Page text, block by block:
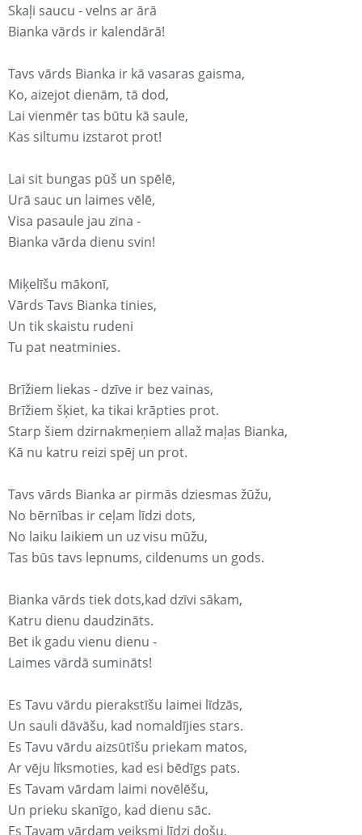
Skaļi saucu - velns ar ārā
Bianka vārds ir kalendārā!
Tavs vārds Bianka ir kā vasaras gaisma,
Ko, aizejot dienām, tā dod,
Lai vienmēr tas būtu kā saule,
Kas siltumu izstarot prot!
Lai sit bungas pūš un spēlē,
Urā sauc un laimes vēlē,
Visa pasaule jau zina -
Bianka vārda dienu svin!
Miķelīšu mākonī,
Vārds Tavs Bianka tinies,
Un tik skaistu rudeni
Tu pat neatminies.
Brīžiem liekas - dzīve ir bez vainas,
Brīžiem šķiet, ka tikai krāpties prot.
Starp šiem dzirnakmeņiem allaž maļas Bianka,
Kā nu katru reizi spēj un prot.
Tavs vārds Bianka ar pirmās dziesmas žūžu,
No bērnības ir ceļam līdzi dots,
No laiku laikiem un uz visu mūžu,
Tas būs tavs lepnums, cildenums un gods.
Bianka vārds tiek dots,kad dzīvi sākam,
Katru dienu daudzināts.
Bet ik gadu vienu dienu -
Laimes vārdā sumināts!
Es Tavu vārdu pierakstīšu laimei līdzās,
Un sauli dāvāšu, kad nomaldījies stars.
Es Tavu vārdu aizsūtīšu priekam matos,
Ar vēju līksmoties, kad esi bēdīgs pats.
Es Tavam vārdam laimi novēlēšu,
Un prieku skanīgo, kad dienu sāc.
Es Tavam vārdam veiksmi līdzi došu,